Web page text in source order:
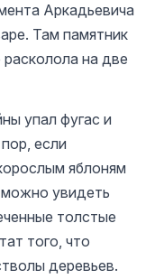
Аркадьевича
Там памятник
на две
упал фугас и
если
яблоням
можно увидеть
толстые
того, что
деревьев.